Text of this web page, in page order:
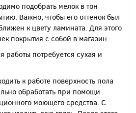
подобрать мелок в тон
Важно, чтобы его оттенок был
к цвету ламината. Для этого
покрытия с собой в магазин.
работы потребуется сухая и
к работе поверхность пола
обработать при помощи
моющего средства. С